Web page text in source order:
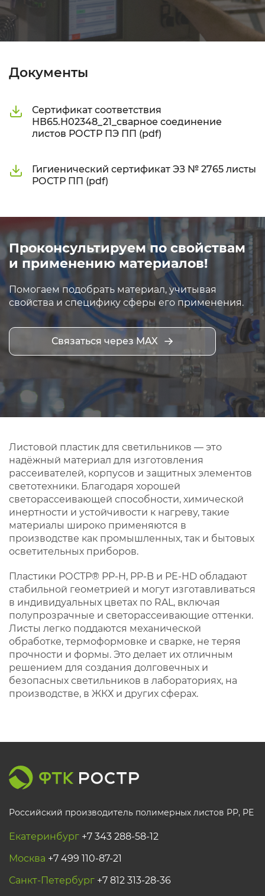
Документы
Сертификат соответствия
НВ65.Н02348_21_сварное соединение
листов РОСТР ПЭ ПП (pdf)
Гигиенический сертификат ЭЗ № 2765 листы
РОСТР ПП (pdf)
Проконсультируем по свойствам
и применению материалов!
Помогаем подобрать материал, учитывая
свойства и специфику сферы его применения.
Связаться через MAX
Листовой пластик для светильников — это
надёжный материал для изготовления
рассеивателей, корпусов и защитных элементов
светотехники. Благодаря хорошей
светорассеивающей способности, химической
инертности и устойчивости к нагреву, такие
материалы широко применяются в
производстве как промышленных, так и бытовых
осветительных приборов.
Пластики РОСТР® PP‑H, PP‑B и PE‑HD обладают
стабильной геометрией и могут изготавливаться
в индивидуальных цветах по RAL, включая
полупрозрачные и светорассеивающие оттенки.
Листы легко поддаются механической
обработке, термоформовке и сварке, не теряя
прочности и формы. Это делает их отличным
решением для создания долговечных и
безопасных светильников в лабораториях, на
производстве, в ЖКХ и других сферах.
Российский производитель полимерных листов РР, PE
Екатеринбург +7 343 288-58-12
Москва +7 499 110-87-21
Санкт-Петербург +7 812 313-28-36